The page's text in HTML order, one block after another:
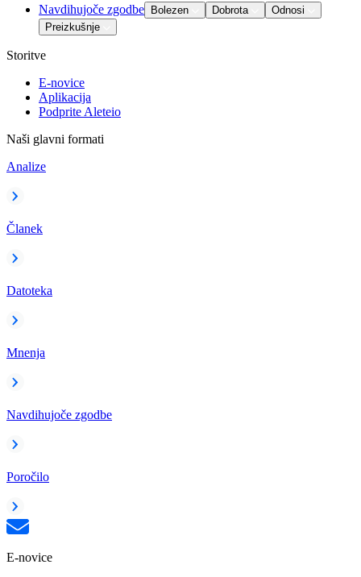
Navdihujoče zgodbe Bolezen Dobrota
Odnosi
Preizkušnje
Storitve
E-novice
Aplikacija
Podprite Aleteio
Naši glavni formati
Analize
Članek
Datoteka
Mnenja
Navdihujoče zgodbe
Poročilo
E-novice